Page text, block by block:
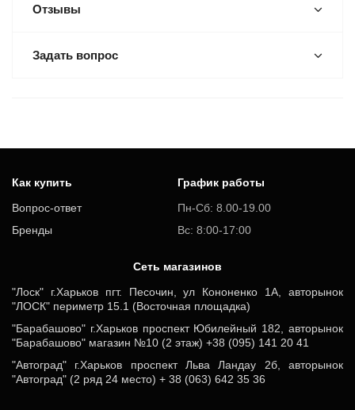
Отзывы
Задать вопрос
Как купить
Вопрос-ответ
Бренды
График работы
Пн-Сб: 8.00-19.00
Вс: 8:00-17:00
Cеть магазинов
"Лоск" г.Харьков пгт. Песочин, ул Кононенко 1А, авторынок
"ЛОСК" периметр 15.1 (Восточная площадка)
"Барабашово" г.Харьков проспект Юбилейный 182, авторынок
"Барабашово" магазин №10 (2 этаж) +38 (095) 141 20 41
"Автоград" г.Харьков проспект Льва Ландау 2б, авторынок
"Автоград" (2 ряд 24 место) + 38 (063) 642 35 36